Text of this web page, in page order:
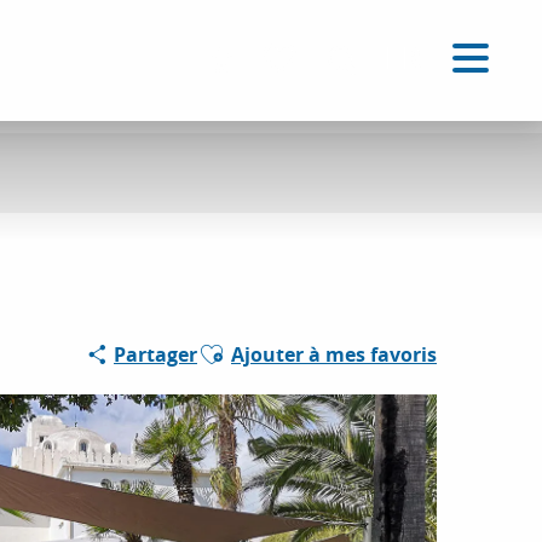
PartagerAjouter aux favoris
Ajouter à mes favoris